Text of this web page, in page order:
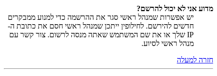
מדוע אני לא יכול להרשם?
יש אפשרות שמנהל ראשי סגר את ההרשמה כדי למנוע ממבקרים
חדשים להירשם. לחילופין ייתכן שמנהל ראשי חסם את כתובת ה-
IP שלך או את שם המשתמש שאתה מנסה לרשום. צור קשר עם
מנהל ראשי לסיוע.
חזרה למעלה